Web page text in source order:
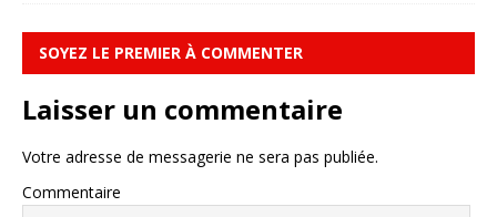
SOYEZ LE PREMIER À COMMENTER
Laisser un commentaire
Votre adresse de messagerie ne sera pas publiée.
Commentaire